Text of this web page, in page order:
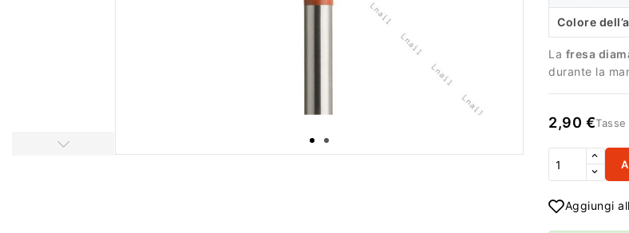
Colore
La fresa
durante la
2,90 €
Aggiungi